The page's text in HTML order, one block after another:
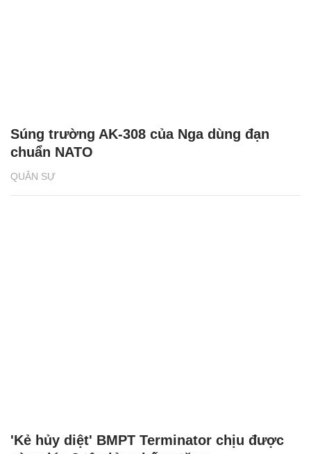
QUÂN SỰ
Súng trường AK-308 của Nga dùng đạn
chuẩn NATO
'Kẻ hủy diệt' BMPT Terminator chịu được